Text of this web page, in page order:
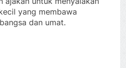
yang membawa
dan umat.